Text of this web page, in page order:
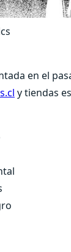
en el
y tiendas